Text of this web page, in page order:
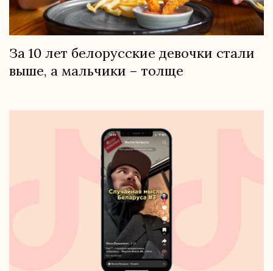
За 10 лет белорусские девочки стали
выше, а мальчики – толще